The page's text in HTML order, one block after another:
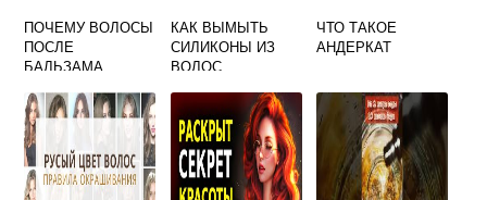
ПОЧЕМУ ВОЛОСЫ
ПОСЛЕ
БАЛЬЗАМА
КАК ВЫМЫТЬ
СИЛИКОНЫ ИЗ
ВОЛОС
ЧТО ТАКОЕ
АНДЕРКАТ